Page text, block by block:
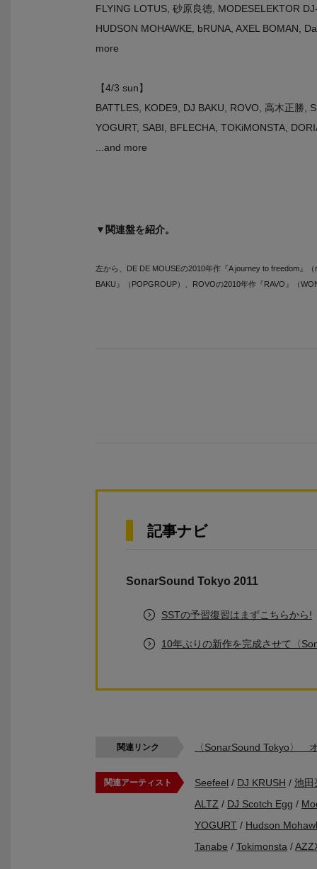
FLYING LOTUS, 砂原良徳, MODESELEKTOR
HUDSON MOHAWKE, bRUNA, AXEL BOMAN,
more
【4/3 sun】
BATTLES, KODE9, DJ BAKU, ROVO, 高木正勝,
YOGURT, SABI, BFLECHA, TOKiMONSTA,
...and more
▼関連盤を紹介。
左から、DE DE MOUSEの2010年作『A journey to freedom』
BAKU』（POPGROUP）、ROVOの2010年作『RAVO』（
記事ナビ
SonarSound Tokyo 2011
SSTの予習復習はまずこちらから!
10年ぶりの新作を完成させて〈
関連リンク 〈SonarSound Tokyo〉
関連アーティスト Seefeel / DJ KRUSH / 池田
ALTZ / DJ Scotch Egg /
YOGURT / Hudson
Tanabe / Tokimonsta /